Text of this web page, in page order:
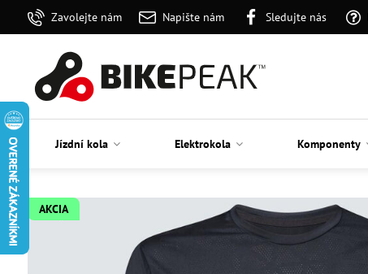
Zavolejte nám Napište nám Sledujte nás
Jízdní kola Elektrokola Komponenty
AKCIA